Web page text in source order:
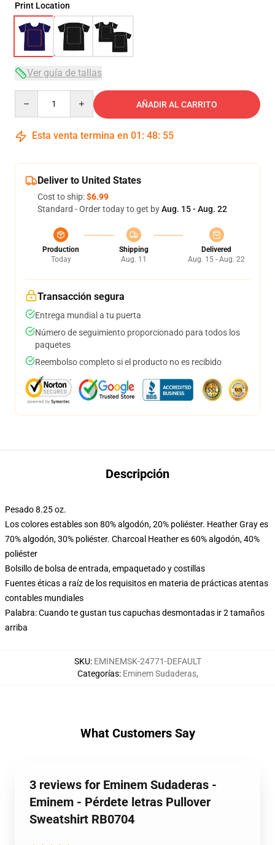
Print Location
Ver guía de tallas
AÑADIR AL CARRITO
Esta venta termina en 01 : 48: 54
Deliver to United States
Cost to ship:$6.99
Standard - Order today to get byAug. 15 - Aug. 22
Production
Today
Shipping
Aug. 11
Delivered
Aug. 15 - Aug. 22
Transacción segura
Entrega mundial a tu puerta
Número de seguimiento proporcionado para todos los
paquetes
Reembolso completo si el producto no es recibido
Descripción
Pesado 8.25 oz.
Los colores estables son 80% algodón, 20% poliéster. Heather Gray es
70% algodón, 30% poliéster. Charcoal Heather es 60% algodón, 40%
poliéster
Bolsillo de bolsa de entrada, empaquetado y costillas
Fuentes éticas a raíz de los requisitos en materia de prácticas atentas
contables mundiales
Palabra: Cuando te gustan tus capuchas desmontadas ir 2 tamaños
arriba
SKU: EMINEMSK-24771-DEFAULT
Categorías: Eminem Sudaderas,
What Customers Say
3 reviews for Eminem Sudaderas -
Eminem - Pérdete letras Pullover
Sweatshirt RB0704